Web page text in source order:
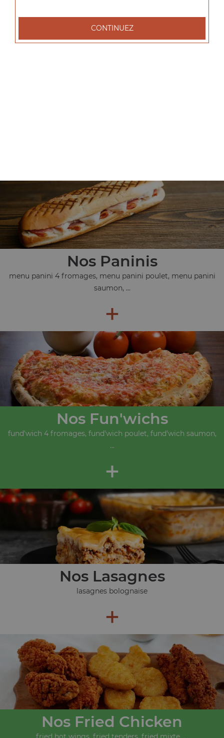
+
Nos Paninis
menu panini 4 fromages, menu panini poulet, menu panini
saumon, ...
+
Nos Fun'wichs
fund'wich 4 fromages, fund'wich poulet, fund'wich saumon,
...
+
Nos Lasagnes
lasagnes bolognaise
+
Nos Fried Chicken
CONTINUEZ